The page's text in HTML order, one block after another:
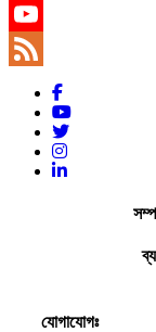
YouTube
YouTube
Channel
যোগাযোগঃ